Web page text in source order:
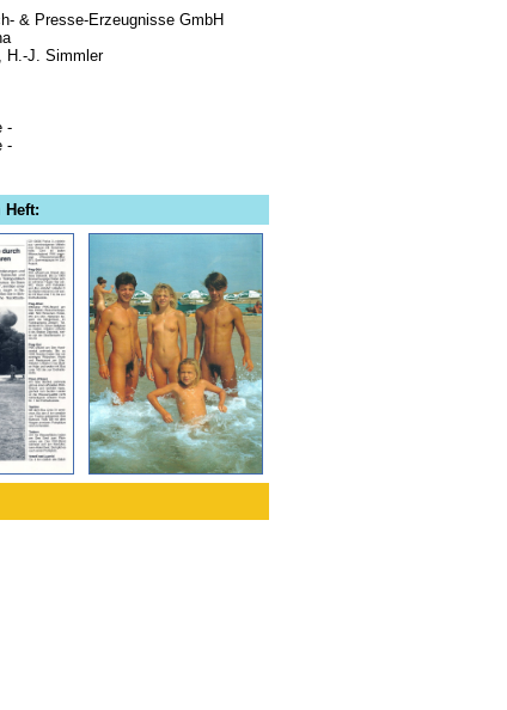
& Presse-Erzeugnisse GmbH
H.-J. Simmler
-
-